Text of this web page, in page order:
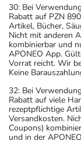
30: Bei
Rabatt auf PZN
Artikel, Bücher,
Nicht mit anderen
kombinierbar und
APONEO App.
Vorrat reicht. Wir
Keine
32: Bei
Rabatt auf viele
rezeptpflichtige
Versandkosten.
Coupons)
und in der